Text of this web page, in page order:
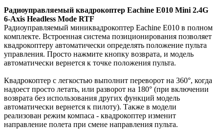
Радиоуправляемый квадрокоптер Eachine E010 Mini 2.4G
6-Axis Headless Mode RTF
Радиоуправляемый миниквадрокоптер Eachine E010 в полном
комплекте. Встроенная система позиционирования позволяет
квадрокоптеру автоматически определять положение пульта
управления. Просто нажмите кнопку возврата, и модель
автоматически вернется к точке положения пульта.
Квадрокоптер с легкостью выполнит переворот на 360°, когда
надоест просто летать, или разворот на 180° (при включении
возврата без использования других функций модель
автоматически вернется к пилоту). Также в модели
реализован режим компаса - квадрокоптер изменит
направление полета при смене направления пульта.